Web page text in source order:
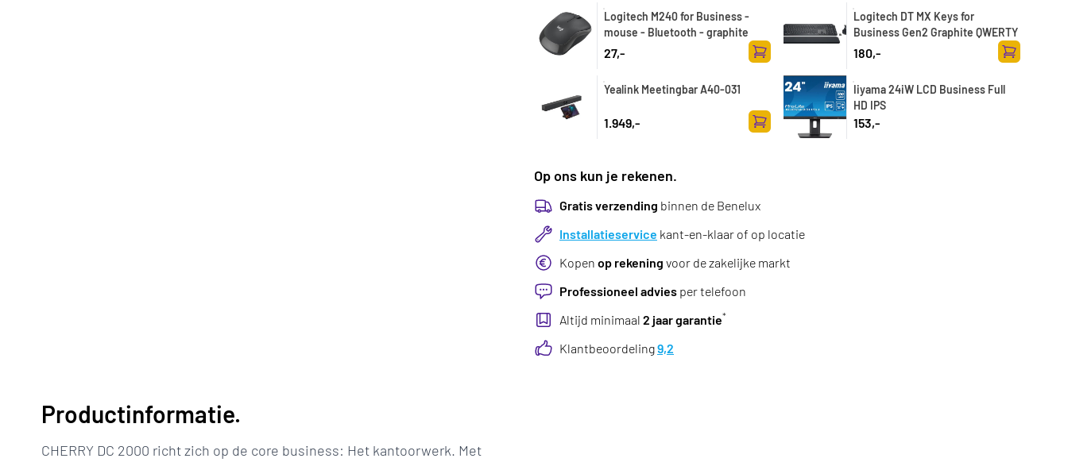
Logitech M240 for Business -
mouse - Bluetooth - graphite
27,-
Toevoegen aan winkelwagen
Logitech DT MX Keys for
Business Gen2 Graphite QWERTY
180,-
Toevoegen
Yealink Meetingbar A40-031
1.949,-
Toevoegen aan winkelwagen
Iiyama 24iW LCD Business Full
HD IPS
153,-
Op ons kun je rekenen.
Gratis verzending binnen de Benelux
Installatieservice kant-en-klaar of op locatie
Kopen op rekening voor de zakelijke markt
Professioneel advies per telefoon
Altijd minimaal 2 jaar garantie*
Klantbeoordeling9,2
Productinformatie.
CHERRY DC 2000 richt zich op de core business: Het kantoorwerk. Met